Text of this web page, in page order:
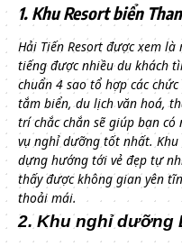
1. Khu Resort biển
Hải Tiến Resort được xem
tiếng được nhiều du khách
chuẩn 4 sao tổ hợp các
tắm biển, du lịch văn hoá,
trí chắc chắn sẽ giúp bạn
vụ nghỉ dưỡng tốt nhất.
dựng hướng tới vẻ đẹp tự
thấy được không gian yên
thoải mái.
2. Khu nghỉ dưỡng